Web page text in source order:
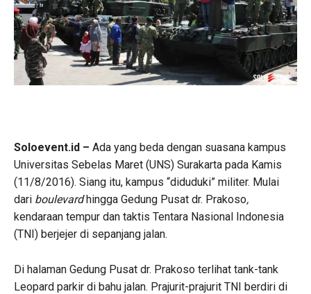
Soloevent.id – Ada yang beda dengan suasana kampus
Universitas Sebelas Maret (UNS) Surakarta pada Kamis
(11/8/2016). Siang itu, kampus “diduduki” militer. Mulai
dari boulevardhingga Gedung Pusat dr. Prakoso,
kendaraan tempur dan taktis Tentara Nasional Indonesia
(TNI) berjejer di sepanjang jalan.
Di halaman Gedung Pusat dr. Prakoso terlihat tank-tank
Leopard parkir di bahu jalan. Prajurit-prajurit TNI berdiri di